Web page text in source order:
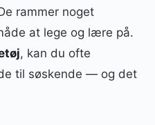
rammer noget
at lege og lære på.
, kan du ofte
til søskende — og det